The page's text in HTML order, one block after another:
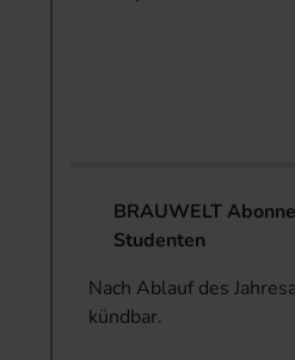
BRAUWELT
Studenten
Nach Ablauf des
kündbar.